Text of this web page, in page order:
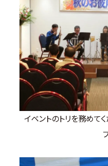
イベントのトリを務めて